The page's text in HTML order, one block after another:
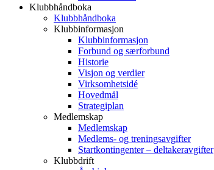
Klubbhåndboka
Klubbhåndboka
Klubbinformasjon
Klubbinformasjon
Forbund og særforbund
Historie
Visjon og verdier
Virksomhetsidé
Hovedmål
Strategiplan
Medlemskap
Medlemskap
Medlems- og treningsavgifter
Startkontingenter – deltakeravgifter
Klubbdrift